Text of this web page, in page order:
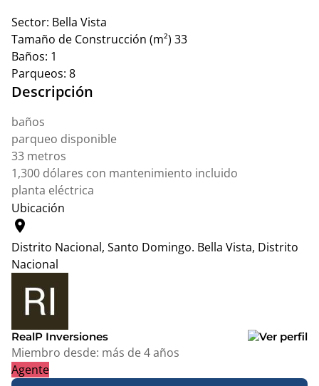
Sector: Bella Vista
Tamaño de Construcción (m²) 33
Baños: 1
Parqueos: 8
Descripción
baños
parqueo disponible
33 metros
1,300 dólares con mantenimiento incluido
planta eléctrica
Ubicación
location_on
Distrito Nacional, Santo Domingo. Bella Vista, Distrito
Nacional
+
−
RealP Inversiones
Miembro desde: más de 4 años
Agente